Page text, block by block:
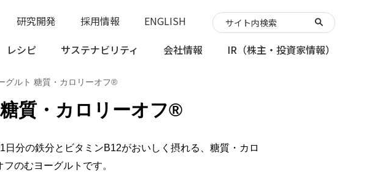
レシピ サステナビリティ 会社情報 IR （株主・投資家情報）
研究開発 採用情報 ENGLISH
グルト 糖質・カロリーオフ®
質・カロリーオフ®
日分の鉄分とビタミンB12がおいしく摂れる、糖質・カロ
フのむヨーグルトです。